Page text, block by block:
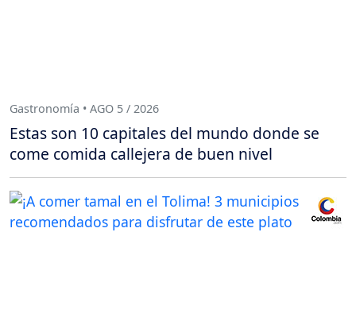
Gastronomía • AGO 5 / 2026
Estas son 10 capitales del mundo donde se
come comida callejera de buen nivel